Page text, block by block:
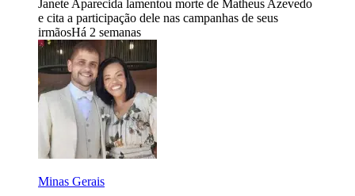
Janete Aparecida lamentou morte de Matheus Azevedo
e cita a participação dele nas campanhas de seus
irmãosHá 2 semanas
Minas Gerais